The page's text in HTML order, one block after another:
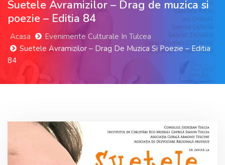
Suetele Avramizilor – Drag de muzica si
poezie – Editia 84
Acasa
Evenimente Culturale In Tulcea
Suetele Avramizilor – Drag De Muzica Si Poezie – Editia
84